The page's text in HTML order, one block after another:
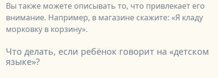
Вы также можете описывать то, что привлекает его
внимание. Например, в магазине скажите: «Я кладу
морковку в корзину».
Что делать, если ребёнок говорит на «детском
языке»?